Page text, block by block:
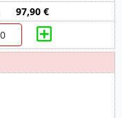
97,90 €